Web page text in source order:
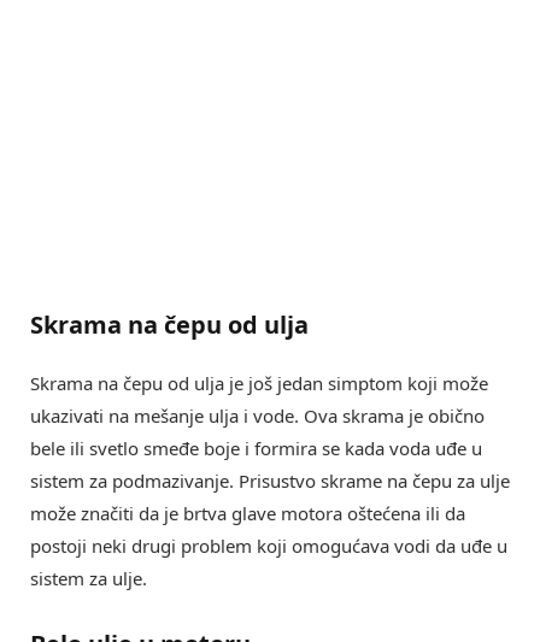
Skrama na čepu od ulja
Skrama na čepu od ulja je još jedan simptom koji može
ukazivati na mešanje ulja i vode. Ova skrama je obično
bele ili svetlo smeđe boje i formira se kada voda uđe u
sistem za podmazivanje. Prisustvo skrame na čepu za ulje
može značiti da je brtva glave motora oštećena ili da
postoji neki drugi problem koji omogućava vodi da uđe u
sistem za ulje.